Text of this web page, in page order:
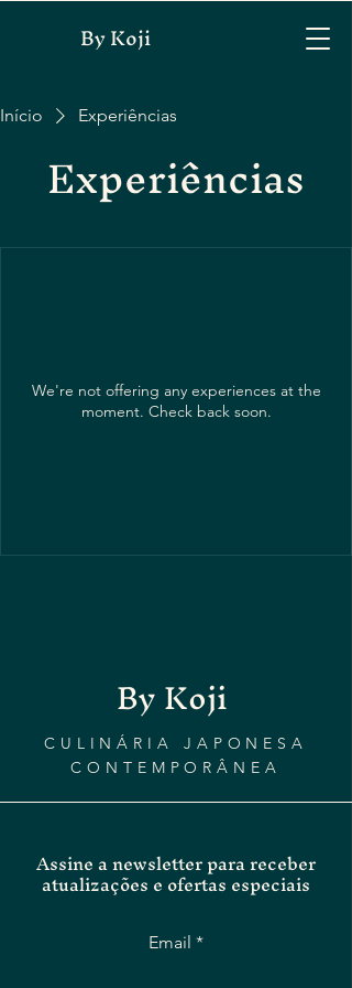
By Koji
Início Experiências
Experiências
We're not offering any experiences at the
moment. Check back soon.
By Koji
CULINÁRIA JAPONESA
CONTEMPORÂNEA
Assine a newsletter para receber
atualizações e ofertas especiais
Email